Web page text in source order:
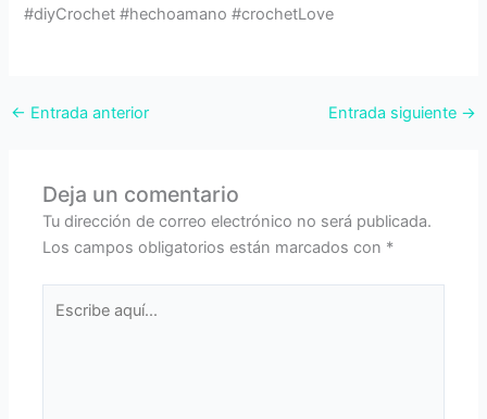
#diyCrochet #hechoamano #crochetLove
← Entrada anterior Entrada siguiente →
Deja un comentario
Tu dirección de correo electrónico no será publicada.
Los campos obligatorios están marcados con *
aquí...